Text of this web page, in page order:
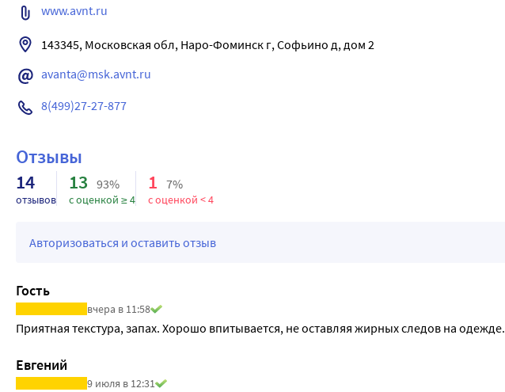
www.avnt.ru
143345, Московская обл, Наро-Фоминск г, Софьино д, дом 2
avanta@msk.avnt.ru
8(499)27-27-877
Отзывы
14
отзывов
13 93%
с оценкой ≥ 4
1 7%
с оценкой < 4
Авторизоваться и оставить отзыв
Гость
вчера в 11:58
Приятная текстура, запах. Хорошо впитывается, не оставляя жирных следов на одежде.
Евгений
9 июля в 12:31